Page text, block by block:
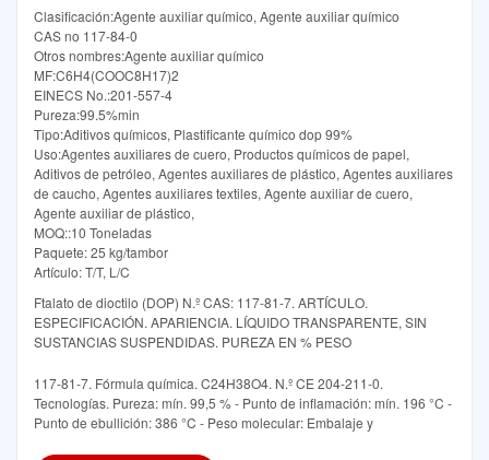
Clasificación:Agente auxiliar químico, Agente auxiliar químico
CAS no 117-84-0
Otros nombres:Agente auxiliar químico
MF:C6H4(COOC8H17)2
EINECS No.:201-557-4
Pureza:99.5%min
Tipo:Aditivos químicos, Plastificante químico dop 99%
Uso:Agentes auxiliares de cuero, Productos químicos de papel,
Aditivos de petróleo, Agentes auxiliares de plástico, Agentes auxiliares
de caucho, Agentes auxiliares textiles, Agente auxiliar de cuero,
Agente auxiliar de plástico,
MOQ::10 Toneladas
Paquete: 25 kg/tambor
Artículo: T/T, L/C
Ftalato de dioctilo (DOP) N.º CAS: 117-81-7. ARTÍCULO.
ESPECIFICACIÓN. APARIENCIA. LÍQUIDO TRANSPARENTE, SIN
SUSTANCIAS SUSPENDIDAS. PUREZA EN % PESO
117-81-7. Fórmula química. C24H38O4. N.º CE 204-211-0.
Tecnologías. Pureza: mín. 99,5 % - Punto de inflamación: mín. 196 °C -
Punto de ebullición: 386 °C - Peso molecular: Embalaje y